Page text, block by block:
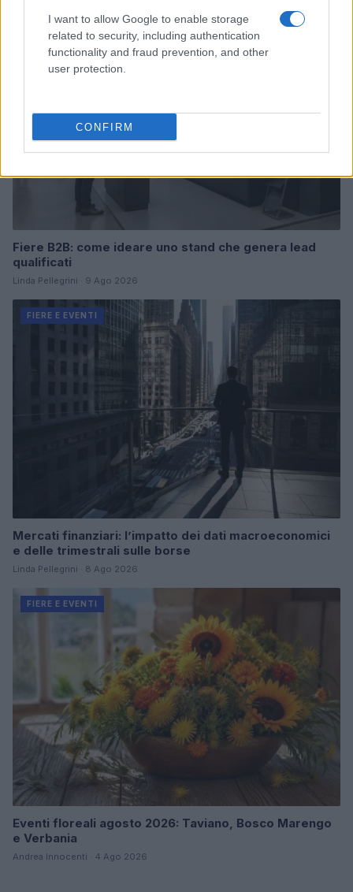
I want to allow Google to enable storage
related to security, including authentication
functionality and fraud prevention, and other
user protection.
CONFIRM
Fiere B2B: come ideare uno stand che genera lead
qualificati
Linda Pellegrini · 9 Ago 2026
FIERE E EVENTI
Mercati finanziari: l’impatto dei dati macroeconomici
e delle trimestrali sulle borse
Linda Pellegrini · 8 Ago 2026
FIERE E EVENTI
Eventi floreali agosto 2026: Taviano, Bosco Marengo
e Verbania
Andrea Innocenti · 4 Ago 2026